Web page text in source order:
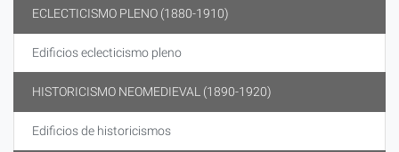
ECLECTICISMO PLENO (1880-1910)
Edificios eclecticismo pleno
HISTORICISMO NEOMEDIEVAL (1890-1920)
Edificios de historicismos